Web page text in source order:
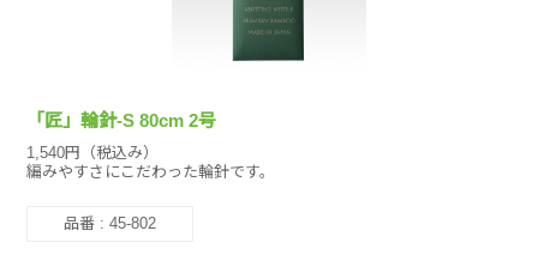
「匠」輪針-S 80cm 2号
1,540円（税込み）
編みやすさにこだわった輪針です。
品番 : 45-802